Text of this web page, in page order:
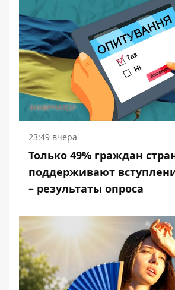
23:49 вчера
Только 49% граждан
поддерживают
– результаты опроса